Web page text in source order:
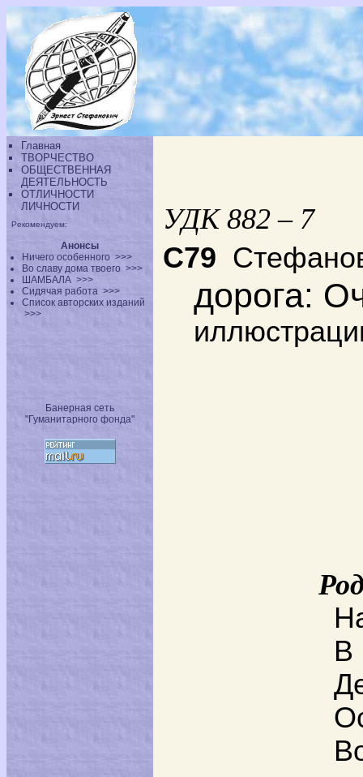
Главная
ТВОРЧЕСТВО
ОБЩЕСТВЕННАЯ
ДЕЯТЕЛЬНОСТЬ
ОТЛИЧНОСТИ
ЛИЧНОСТИ
Рекомендуем:
Анонсы
Ничего особенного >>>
Во славу дома твоего >>>
ШАМБАЛА >>>
Сидячая работа >>>
Список авторских изданий
>>>
Банерная сеть
"Гуманитарного фонда"
УДК 882 – 7
С79
дорога:
В